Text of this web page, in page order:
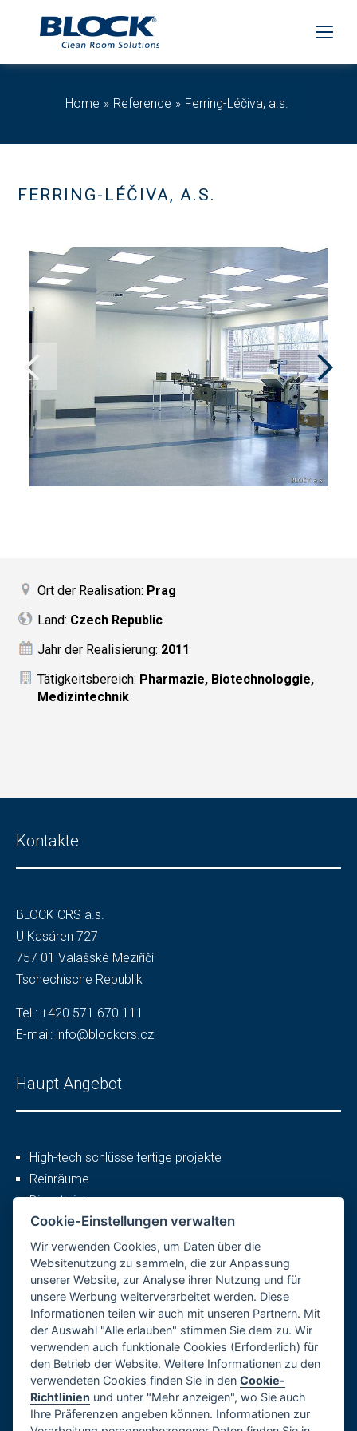
Home Reference Ferring-Léčiva, a.s.
FERRING-LÉČIVA, A.S.
Ort der Realisation: Prag
Land: Czech Republic
Jahr der Realisierung: 2011
Tätigkeitsbereich: Pharmazie, Biotechnologgie,
Medizintechnik
Kontakte
BLOCK CRS a.s.
U Kasáren 727
757 01 Valašské Meziříčí
Tschechische Republik
Tel.: +420 571 670 111
E-mail: info@blockcrs.cz
Haupt Angebot
High-tech schlüsselfertige projekte
Reinräume
Dienstleistungen
Mehr
Firmenprofil
Karriere
Referenzen
Datenschutzerklärung
Impressum
Cookie-Einstellungen verwalten
Wir verwenden Cookies, um Daten über die
Websitenutzung zu sammeln, die zur Anpassung
unserer Website, zur Analyse ihrer Nutzung und für
unsere Werbung weiterverarbeitet werden. Diese
Informationen teilen wir auch mit unseren Partnern. Mit
der Auswahl "Alle erlauben" stimmen Sie dem zu. Wir
verwenden auch funktionale Cookies (Erforderlich) für
den Betrieb der Website. Weitere Informationen zu den
verwendeten Cookies finden Sie in denCookie-
Richtlinien und unter "Mehr anzeigen", wo Sie auch
Ihre Präferenzen angeben können. Informationen zur